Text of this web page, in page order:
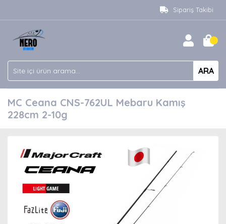
Sipariş Takibi
ARA
MC Ceana CNS-762UL Mebaru Kamış
228cm 2-10g